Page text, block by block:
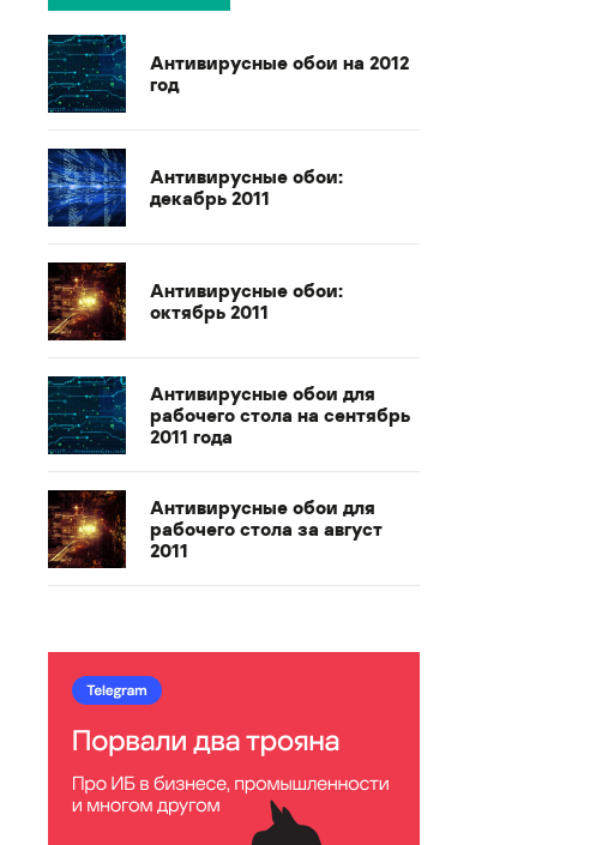
Антивирусные обои на 2012
год
Антивирусные обои:
декабрь 2011
Антивирусные обои:
октябрь 2011
Антивирусные обои для
рабочего стола на сентябрь
2011 года
Антивирусные обои для
рабочего стола за август
2011